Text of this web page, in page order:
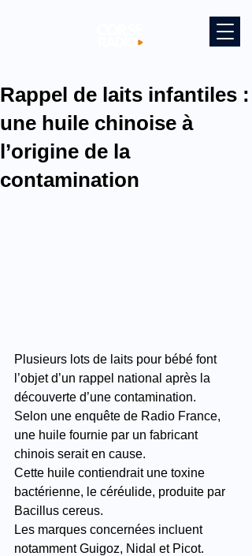
Rappel de laits infantiles :
une huile chinoise à
l’origine de la
contamination
Plusieurs lots de laits pour bébé font
l’objet d’un rappel national après la
découverte d’une contamination.
Selon une enquête de Radio France,
une huile fournie par un fabricant
chinois serait en cause.
Cette huile contiendrait une toxine
bactérienne, le céréulide, produite par
Bacillus cereus.
Les marques concernées incluent
notamment Guigoz, Nidal et Picot.